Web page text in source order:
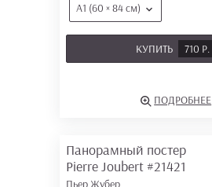
А1 (60 × 84 см)
КУПИТЬ 710 Р.
ПОДРОБНЕЕ
Панорамный постер
Pierre Joubert #21421
Пьер Жубер